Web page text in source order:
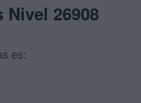
Nivel 26908
es: